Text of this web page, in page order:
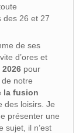
des 26 et 27
de ses
d’ores et
2026pour
notre
la fusion
des loisirs. Je
présenter une
il n’est